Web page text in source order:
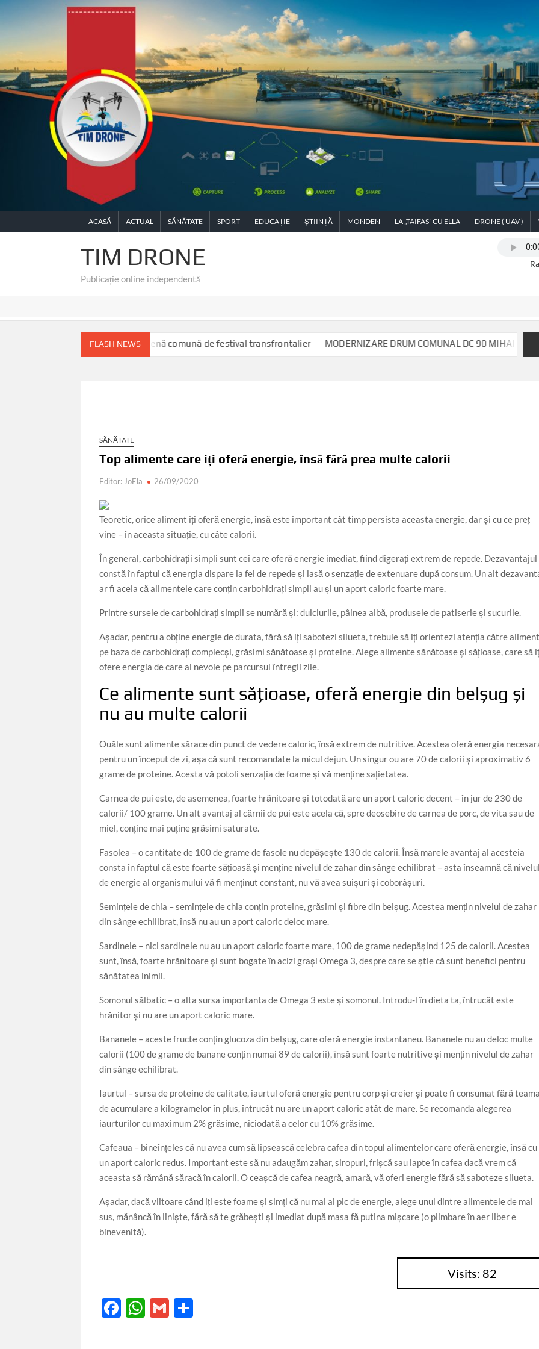
ACASĂ ACTUAL SĂNĂTATE SPORT EDUCAȚIE ȘTIINȚĂ MONDEN LA „TAIFAS” CU ELLA DRONE ( UAV )
TIM DRONE
Publicație online independentă
FLASH NEWS
transformată într-o scenă comună de festival transfrontalier MODERNIZARE DRUM COMUNAL DC 90 MIHAI BRAVU,
SĂNĂTATE
Top alimente care iți oferă energie, însă fără prea multe calorii
Editor: JoEla 26/09/2020
Teoretic, orice aliment iți oferă energie, însă este important cât timp persista aceasta energie, dar și cu ce preț
vine – în aceasta situație, cu câte calorii.
În general, carbohidrații simpli sunt cei care oferă energie imediat, fiind digerați extrem de repede. Dezavantajul
constă în faptul că energia dispare la fel de repede și lasă o senzație de extenuare după consum. Un alt
ar fi acela că alimentele care conțin carbohidrați simpli au și un aport caloric foarte mare.
Printre sursele de carbohidrați simpli se numără și: dulciurile, pâinea albă, produsele de patiserie și sucurile.
Așadar, pentru a obține energie de durata, fără să iți sabotezi silueta, trebuie să iți orientezi atenția către
pe baza de carbohidrați complecși, grăsimi sănătoase și proteine. Alege alimente sănătoase și sățioase, care să
ofere energia de care ai nevoie pe parcursul întregii zile.
Ce alimente sunt sățioase, oferă energie din belșug și
nu au multe calorii
Ouăle sunt alimente sărace din punct de vedere caloric, însă extrem de nutritive. Acestea oferă energia
pentru un început de zi, așa că sunt recomandate la micul dejun. Un singur ou are 70 de calorii și aproximativ 6
grame de proteine. Acesta vă potoli senzația de foame și vă menține sațietatea.
Carnea de pui este, de asemenea, foarte hrănitoare și totodată are un aport caloric decent – în jur de 230 de
calorii/ 100 grame. Un alt avantaj al cărnii de pui este acela că, spre deosebire de carnea de porc, de vita sau de
miel, conține mai puține grăsimi saturate.
Fasolea – o cantitate de 100 de grame de fasole nu depășește 130 de calorii. Însă marele avantaj al acesteia
consta în faptul că este foarte sățioasă și menține nivelul de zahar din sânge echilibrat – asta înseamnă că nivelul
de energie al organismului vă fi menținut constant, nu vă avea suișuri și coborâșuri.
Semințele de chia – semințele de chia conțin proteine, grăsimi și fibre din belșug. Acestea mențin nivelul de zahar
din sânge echilibrat, însă nu au un aport caloric deloc mare.
Sardinele – nici sardinele nu au un aport caloric foarte mare, 100 de grame nedepăşind 125 de calorii. Acestea
sunt, însă, foarte hrănitoare și sunt bogate în acizi grași Omega 3, despre care se știe că sunt benefici pentru
sănătatea inimii.
Somonul sălbatic – o alta sursa importanta de Omega 3 este și somonul. Introdu-l în dieta ta, întrucât este
hrănitor și nu are un aport caloric mare.
Bananele – aceste fructe conțin glucoza din belșug, care oferă energie instantaneu. Bananele nu au deloc multe
calorii (100 de grame de banane conțin numai 89 de calorii), însă sunt foarte nutritive și mențin nivelul de zahar
din sânge echilibrat.
Iaurtul – sursa de proteine de calitate, iaurtul oferă energie pentru corp și creier și poate fi consumat fără teama
de acumulare a kilogramelor în plus, întrucât nu are un aport caloric atât de mare. Se recomanda alegerea
iaurturilor cu maximum 2% grăsime, niciodată a celor cu 10% grăsime.
Cafeaua – bineînțeles că nu avea cum să lipsească celebra cafea din topul alimentelor care oferă energie, însă cu
un aport caloric redus. Important este să nu adaugăm zahar, siropuri, frișcă sau lapte în cafea dacă vrem că
aceasta să rămână săracă în calorii. O ceașcă de cafea neagră, amară, vă oferi energie fără să saboteze silueta.
Așadar, dacă viitoare când iți este foame și simți că nu mai ai pic de energie, alege unul dintre alimentele de mai
sus, mănâncă în liniște, fără să te grăbești și imediat după masa fă putina mișcare (o plimbare în aer liber e
binevenită).
Visits: 82
F
W G
Ruse de la înălțime: Orbită
360° în inima orașului! 🛸
Editor: JoEla 29/07/2026
Două steaguri, un fluviu:
și pe ambele maluri ale
Dunării Giurgiu-Ruse, 27
iunie 2026: Dunărea
transformată într-o scenă
comună de festival
transfrontalier
Editor: JoEla
MODERNIZARE DRUM
BRAVU, JUDETUL GIURGIU
11.06.2026
TIMP LIBER
Parcul de